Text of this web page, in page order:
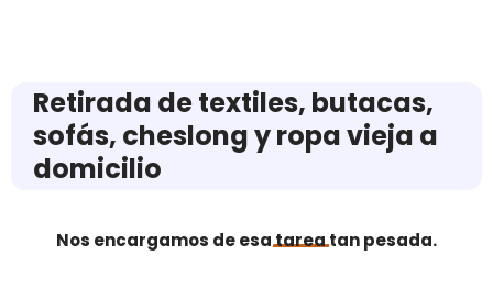
Retirada de textiles, butacas,
sofás, cheslong y ropa vieja a
domicilio
Nos encargamos de esatareatan pesada.